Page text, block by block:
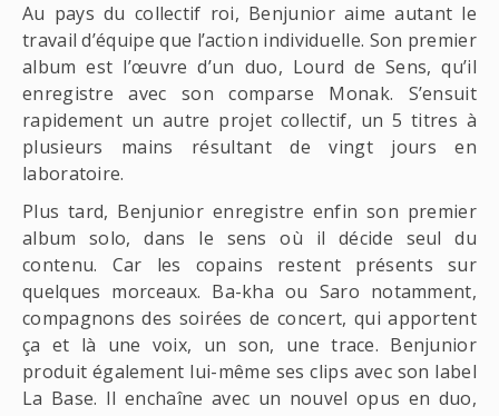
Au pays du collectif roi, Benjunior aime autant le
travail d’équipe que l’action individuelle. Son premier
album est l’œuvre d’un duo, Lourd de Sens, qu’il
enregistre avec son comparse Monak. S’ensuit
rapidement un autre projet collectif, un 5 titres à
plusieurs mains résultant de vingt jours en
laboratoire.
Plus tard, Benjunior enregistre enfin son premier
album solo, dans le sens où il décide seul du
contenu. Car les copains restent présents sur
quelques morceaux. Ba-kha ou Saro notamment,
compagnons des soirées de concert, qui apportent
ça et là une voix, un son, une trace. Benjunior
produit également lui-même ses clips avec son label
La Base. Il enchaîne avec un nouvel opus en duo,